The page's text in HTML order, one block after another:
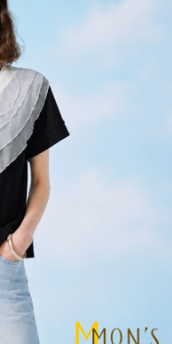
帳頁面顯示為準，若有關於
，請聯繫「AFTEE先享後付
support/home
先享後付」服務完成之交
將交易相關給付款項請求債
：
護人之同意方可使用
之損失，本公司不負相關責
帳號之用戶狀況，依本公司即
情形，本公司將視審查結果
。若發現惡意使用之情形，
額度並採取法律行動。
費